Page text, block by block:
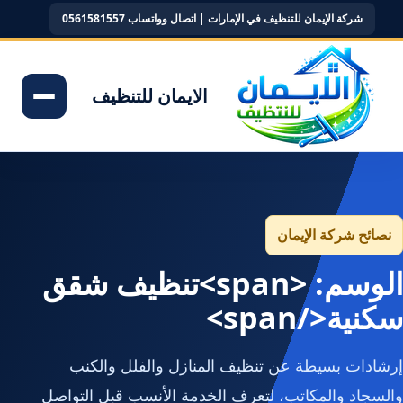
شركة الإيمان للتنظيف في الإمارات | اتصال وواتساب 0561581557
الايمان للتنظيف
نصائح شركة الإيمان
الوسم: <span>تنظيف شقق
سكنية</span>
إرشادات بسيطة عن تنظيف المنازل والفلل والكنب
والسجاد والمكاتب، لتعرف الخدمة الأنسب قبل التواصل